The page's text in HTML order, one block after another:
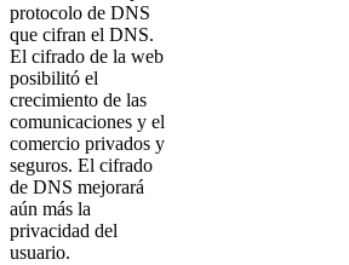
protocolo de DNS
que cifran el DNS.
El cifrado de la web
posibilitó el
crecimiento de las
comunicaciones y el
comercio privados y
seguros. El cifrado
de DNS mejorará
aún más la
privacidad del
usuario.